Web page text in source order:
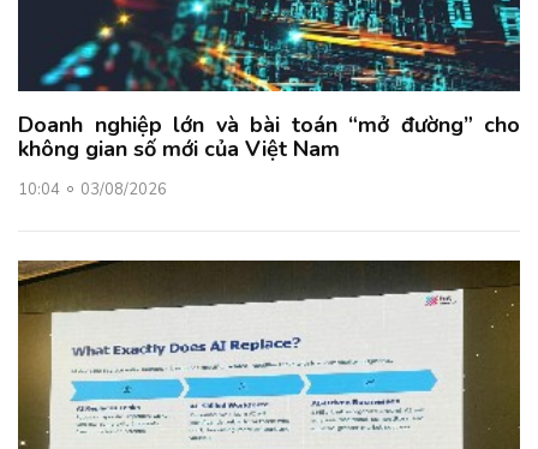
Doanh nghiệp lớn và bài toán “mở đường” cho
không gian số mới của Việt Nam
10:04 03/08/2026